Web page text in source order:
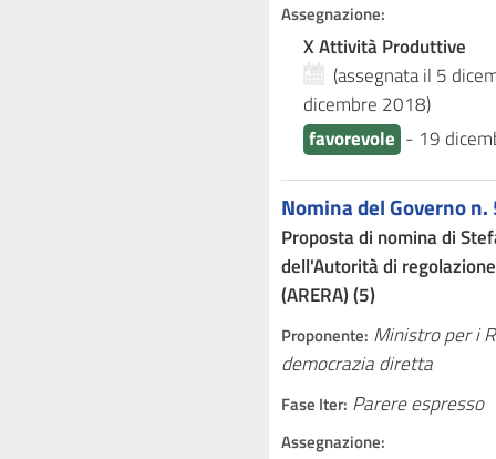
Assegnazione:
X Attività Produttive
(assegnata il 5
dicembre 2018)
favorevole - 19
Nomina del Governo n.
Proposta di nomina di
dell'Autorità di
(ARERA) (5)
Proponente: Ministro per i
democrazia diretta
Fase Iter: Parere espresso
Assegnazione: